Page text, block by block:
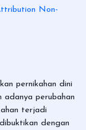
Non-
pernikahan dini
perubahan
terjadi
dengan